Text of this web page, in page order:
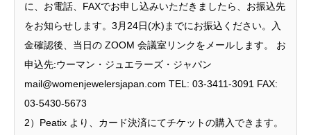
に、お電話、FAXでお申し込みいただきましたら、お振込先
をお知らせします。3月24日(水)までにお振込ください。入
金確認後、当日の ZOOM 会議室リンクをメールします。 お
申込先:ウーマン・ジュエラーズ・ジャパン
mail@womenjewelersjapan.com TEL: 03-3411-3091 FAX:
03-5430-5673
2）Peatix より、カード決済にてチケットの購入できます。